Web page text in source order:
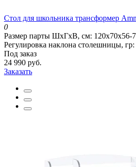
Стол для школьника трансформер
0
Размер парты ШхГхВ, см: 120x70x56-
Регулировка наклона столешницы, гр:
Под заказ
24 990 руб.
Заказать